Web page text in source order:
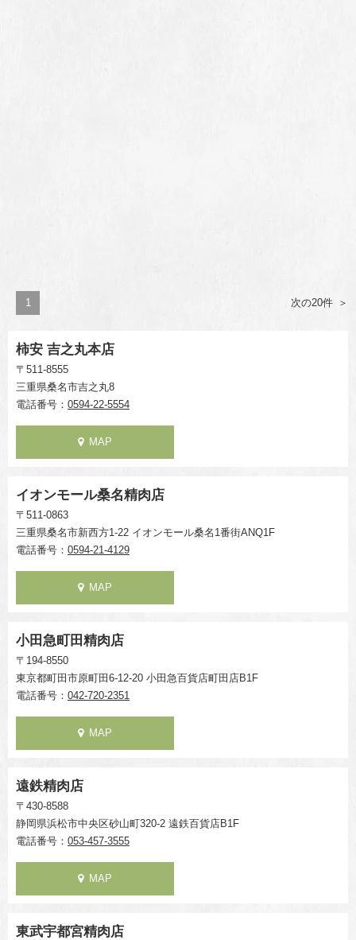
1 次の20件
柿安 吉之丸本店
〒511-8555
三重県桑名市吉之丸8
電話番号： 0594-22-5554
MAP
イオンモール桑名精肉店
〒511-0863
三重県桑名市新西方1-22 イオンモール桑名1番街ANQ1F
電話番号： 0594-21-4129
MAP
小田急町田精肉店
〒194-8550
東京都町田市原町田6-12-20 小田急百貨店町田店B1F
電話番号： 042-720-2351
MAP
遠鉄精肉店
〒430-8588
静岡県浜松市中央区砂山町320-2 遠鉄百貨店B1F
電話番号： 053-457-3555
MAP
東武宇都宮精肉店